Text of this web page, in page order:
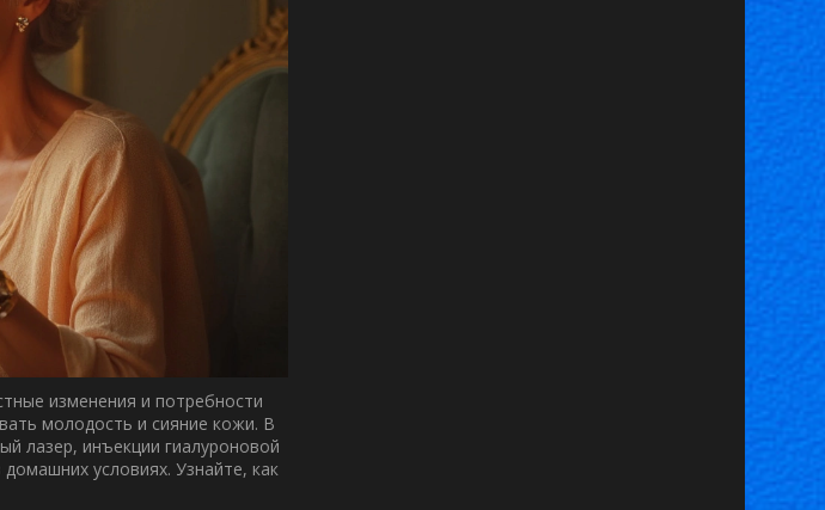
изменения и потребности
молодость и сияние кожи. В
лазер, инъекции гиалуроновой
условиях. Узнайте, как